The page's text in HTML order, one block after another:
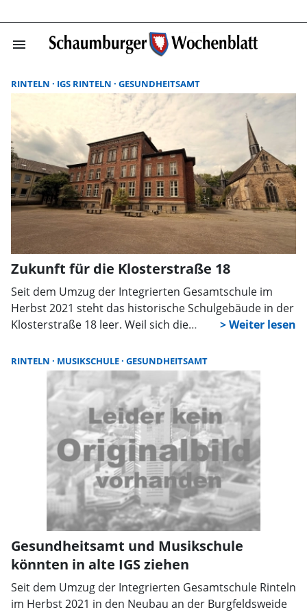
menu
RINTELN IGS RINTELN GESUNDHEITSAMT
Zukunft für die Klosterstraße 18
Seit dem Umzug der Integrierten Gesamtschule im
Herbst 2021 steht das historische Schulgebäude in der
Klosterstraße 18 leer. Weil sich die
drastisch verändert haben, musste das ursprüngliche
Nachfolgekonzept aus Kostengründen verworfen
werden. Nun gibt es jedoch eine vielversprechende
neue Perspektive für das denkmalgeschützte,
ortsbildprägende Ensemble mitten in der Rintelner
Innenstadt.
RINTELN MUSIKSCHULE GESUNDHEITSAMT
Gesundheitsamt und Musikschule
könnten in alte IGS ziehen
Seit dem Umzug der Integrierten Gesamtschule Rinteln
im Herbst 2021 in den Neubau an der Burgfeldsweide